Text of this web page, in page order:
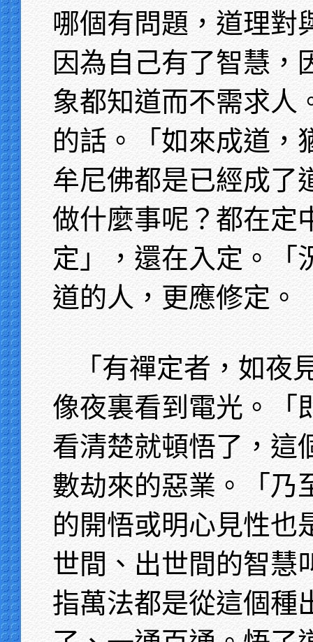
哪個有問題，道理對
因為自己有了智慧，
象都知道而不需求人
的話。「如來成道，
牟尼佛都是已經成了
做什麼事呢？都在定
定」，還在入定。「
道的人，更應修定。
「有禪定者，如夜
像夜裏看到電光。「
看清楚就頓悟了，這
數劫來的惡業。「乃
的開悟或明心見性也
世間、出世間的智慧
指萬法都是從這個種